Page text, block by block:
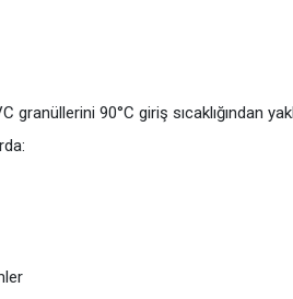
90°C giriş sıcaklığından